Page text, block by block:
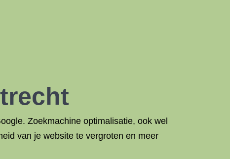
Zoekmachine optimalisatie, ook wel
van je website te vergroten en meer